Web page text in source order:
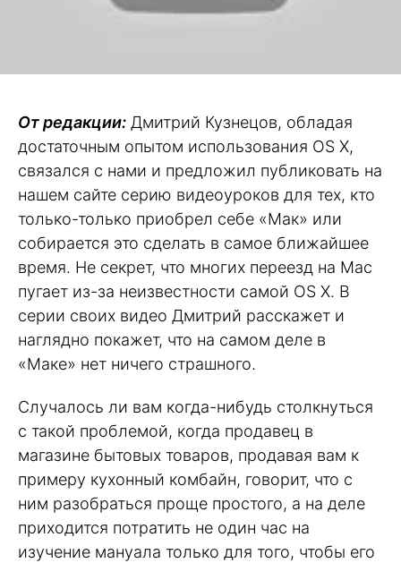
От редакции: Дмитрий Кузнецов, обладая
достаточным опытом использования OS X,
связался с нами и предложил публиковать на
нашем сайте серию видеоуроков для тех, кто
только-только приобрел себе «Мак» или
собирается это сделать в самое ближайшее
время. Не секрет, что многих переезд на Mac
пугает из-за неизвестности самой OS X. В
серии своих видео Дмитрий расскажет и
наглядно покажет, что на самом деле в
«Маке» нет ничего страшного.
Случалось ли вам когда-нибудь столкнуться
с такой проблемой, когда продавец в
магазине бытовых товаров, продавая вам к
примеру кухонный комбайн, говорит, что с
ним разобраться проще простого, а на деле
приходится потратить не один час на
изучение мануала только для того, чтобы его